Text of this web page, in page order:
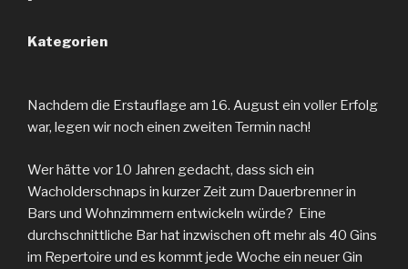
Kategorien
Nachdem die Erstauflage am 16. August ein voller Erfolg
war, legen wir noch einen zweiten Termin nach!
Wer hätte vor 10 Jahren gedacht, dass sich ein
Wacholderschnaps in kurzer Zeit zum Dauerbrenner in
Bars und Wohnzimmern entwickeln würde? Eine
durchschnittliche Bar hat inzwischen oft mehr als 40 Gins
im Repertoire und es kommt jede Woche ein neuer Gin